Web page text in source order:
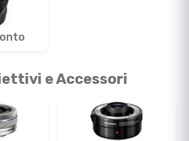
e Accessori